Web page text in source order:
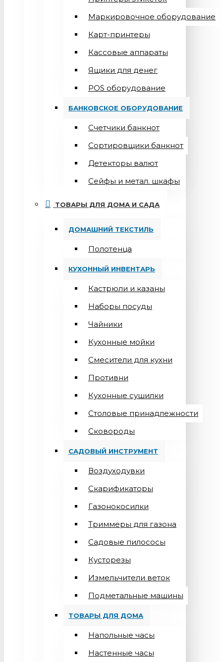
Маркировочное оборудование
Карт-принтеры
Кассовые аппараты
Ящики для денег
POS оборудование
БАНКОВСКОЕ ОБОРУДОВАНИЕ
Счетчики банкнот
Сортировщики банкнот
Детекторы валют
Сейфы и метал. шкафы
ТОВАРЫ ДЛЯ ДОМА И САДА
ДОМАШНИЙ ТЕКСТИЛЬ
Полотенца
КУХОННЫЙ ИНВЕНТАРЬ
Кастрюли и казаны
Наборы посуды
Чайники
Кухонные мойки
Смесители для кухни
Противни
Кухонные сушилки
Столовые принадлежности
Сковороды
САДОВЫЙ ИНСТРУМЕНТ
Воздуходувки
Скарификаторы
Газонокосилки
Триммеры для газона
Садовые пилососы
Кусторезы
Измельчители веток
Подметальные машины
ТОВАРЫ ДЛЯ ДОМА
Напольные часы
Настенные часы